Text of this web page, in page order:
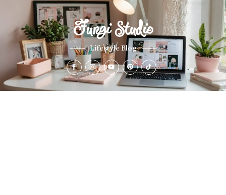
Fungi Studio
Lifestyle Blog